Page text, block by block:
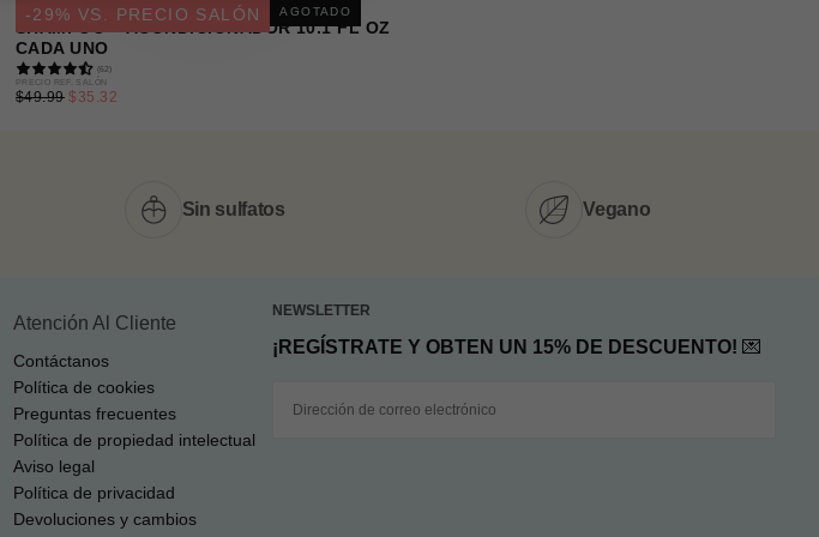
GREEN FOREST SET DE 2 PIEZAS:
SHAMPOO + ACONDICIONADOR 10.1 FL OZ
CADA UNO
-29% VS. PRECIO SALÓN AGOTADO
(62)
PRECIO
REGULAR
PRECIO REF. SALÓN
$49.99 PRECIO
$35.32
Sin sulfatos Vegano
Atención Al Cliente
Contáctanos
Política de cookies
Preguntas frecuentes
Política de propiedad intelectual
Aviso legal
Política de privacidad
Devoluciones y cambios
NEWSLETTER
¡REGÍSTRATE Y OBTEN UN 15% DE DESCUENTO! 💌
ELECTRÓNICO